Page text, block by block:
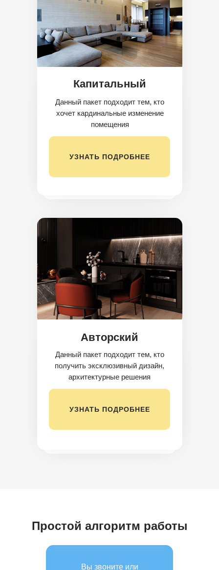
Капитальный
Данный пакет подходит тем, кто
хочет кардинальные изменение
помещения
УЗНАТЬ ПОДРОБНЕЕ
Авторский
Данный пакет подходит тем, кто
получить эксклюзивный дизайн,
архитектурные решения
УЗНАТЬ ПОДРОБНЕЕ
Простой алгоритм работы
Вы звоните или